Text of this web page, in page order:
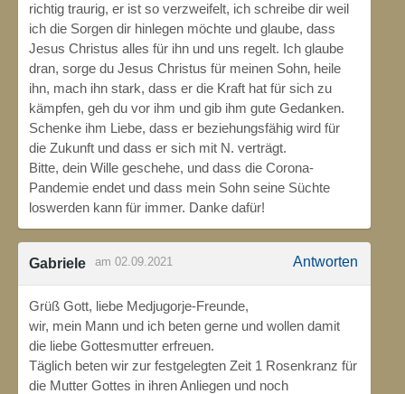
richtig traurig, er ist so verzweifelt, ich schreibe dir weil
ich die Sorgen dir hinlegen möchte und glaube, dass
Jesus Christus alles für ihn und uns regelt. Ich glaube
dran, sorge du Jesus Christus für meinen Sohn‚ heile
ihn, mach ihn stark, dass er die Kraft hat für sich zu
kämpfen, geh du vor ihm und gib ihm gute Gedanken.
Schenke ihm Liebe, dass er beziehungsfähig wird für
die Zukunft und dass er sich mit N. verträgt.
Bitte, dein Wille geschehe, und dass die Corona-
Pandemie endet und dass mein Sohn seine Süchte
loswerden kann für immer. Danke dafür!
Gabriele am 02.09.2021 Antworten
Grüß Gott, liebe Medjugorje-Freunde,
wir, mein Mann und ich beten gerne und wollen damit
die liebe Gottesmutter erfreuen.
Täglich beten wir zur festgelegten Zeit 1 Rosenkranz für
die Mutter Gottes in ihren Anliegen und noch